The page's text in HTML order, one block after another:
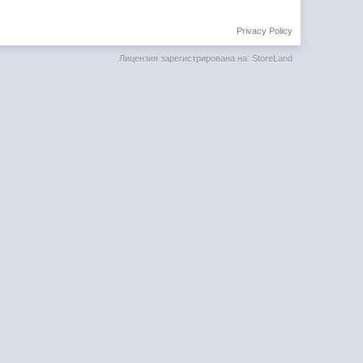
Privacy Policy
Лицензия зарегистрирована на: StoreLand